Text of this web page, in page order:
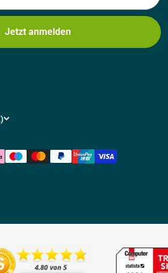
Jetzt anmelden